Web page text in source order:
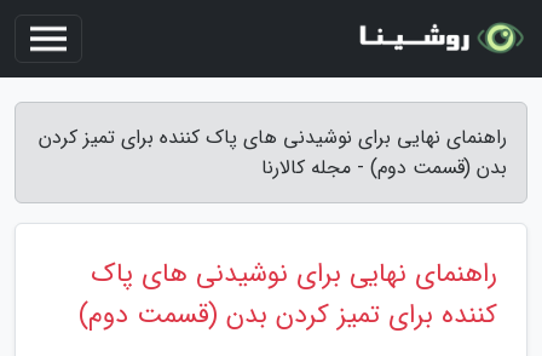
راهنمای نهایی برای نوشیدنی های پاک کننده برای تمیز کردن
بدن (قسمت دوم) - مجله کالارنا
راهنمای نهایی برای نوشیدنی های پاک
کننده برای تمیز کردن بدن (قسمت دوم)